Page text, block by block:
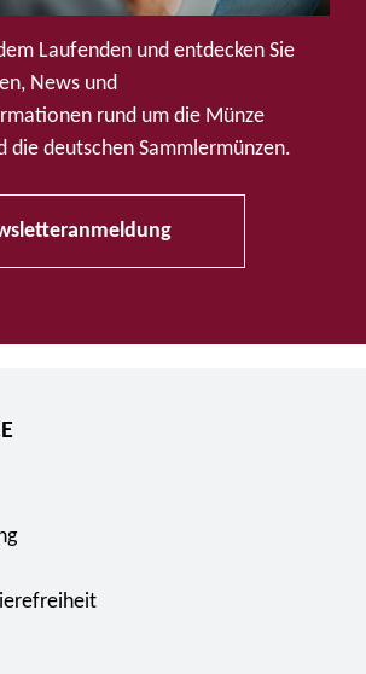
Laufenden und entdecken Sie
News und
rund um die Münze
die deutschen Sammlermünzen.